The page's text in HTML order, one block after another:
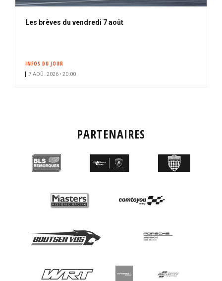
Les brèves du vendredi 7 août
INFOS DU JOUR
7 AOÛ. 2026 • 20:00
PARTENAIRES